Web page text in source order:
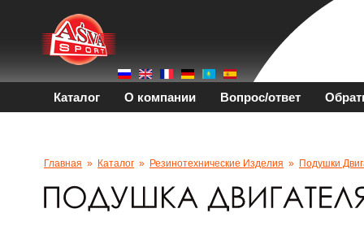
Каталог О компании Вопрос/ответ
Главная » Каталог » Резинотехнические Изделия » Подушки